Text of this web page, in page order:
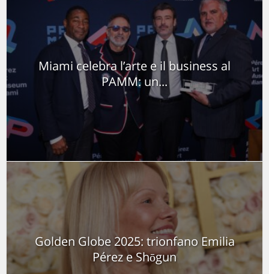
Miami celebra l’arte e il business al
PAMM: un...
Golden Globe 2025: trionfano Emilia
Pérez e Shōgun